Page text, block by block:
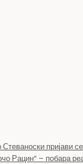
пријави
Рацин“ – побара